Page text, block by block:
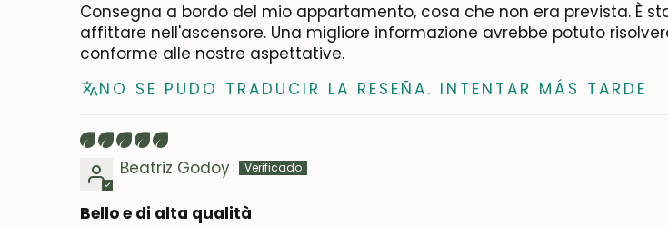
Consegna a bordo del mio appartamento, cosa che non era prevista. È
affittare nell'ascensore. Una migliore informazione avrebbe potuto
conforme alle nostre aspettative.
NO SE PUDO TRADUCIR LA RESEÑA. INTENTAR MÁS TARDE
Beatriz Godoy
Bello e di alta qualità